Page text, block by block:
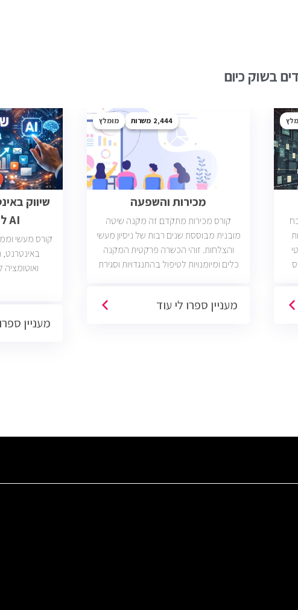
בשוק כיום
2,444 מומלץ
מכירות והשפעה
קורס מכירות מתקדם זה מקנה שיטה
מובנית מבוססת שנים רבות של ניסיון מעשי
והצלחות. זוהי הכשרה פרקטית המקנה
כלים ומיומנויות לטיפול בהתנגדויות וסגירת
הסוגים והגדלים (מכירות טלפוניות,
מעניין ספרו לי עוד
שיווק
AI לבעלי עסקים
קורס מעשי
ואוטומציה
מעניין